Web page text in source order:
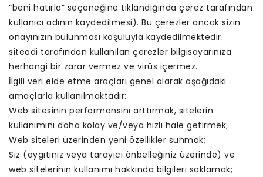
“beni hatırla” seçeneğine tıklandığında çerez tarafından
kullanıcı adının kaydedilmesi). Bu çerezler ancak sizin
onayınızın bulunması koşuluyla kaydedilmektedir.
siteadi tarafından kullanılan çerezler bilgisayarınıza
herhangi bir zarar vermez ve virüs içermez.
İlgili veri elde etme araçları genel olarak aşağıdaki
amaçlarla kullanılmaktadır:
Web sitesinin performansını arttırmak, sitelerin
kullanımını daha kolay ve/veya hızlı hale getirmek;
Web siteleri üzerinden yeni özellikler sunmak;
Siz (aygıtınız veya tarayıcı önbelleğiniz üzerinde) ve
web sitelerinin kullanımı hakkında bilgileri saklamak;